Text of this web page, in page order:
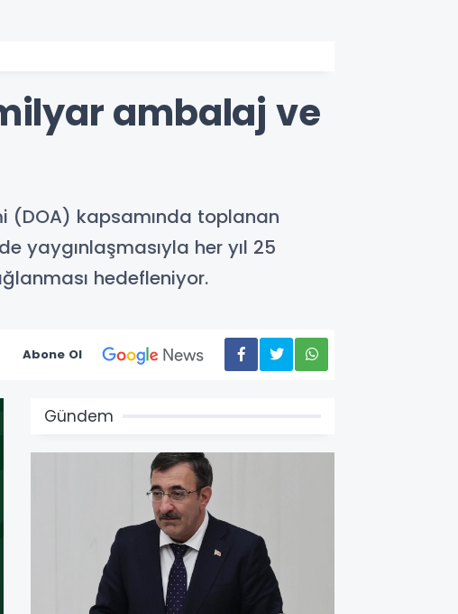
ambalaj ve
(DOA) kapsamında toplanan
yaygınlaşmasıyla her yıl 25
hedefleniyor.
Abone Ol
Gündem